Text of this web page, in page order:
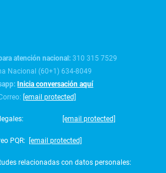
atención nacional:310 315 7529
Nacional (60+1) 634-8049
Inicia conversación aquí
[email protected]
[email protected]
PQR: [email protected]
relacionadas con datos personales: